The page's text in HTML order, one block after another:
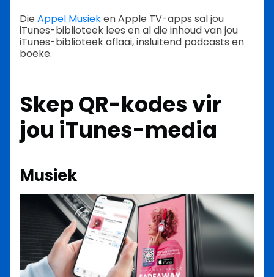
Die Appel Musieken Apple TV-apps sal jou
iTunes-biblioteek lees en al die inhoud van jou
iTunes-biblioteek aflaai, insluitend podcasts en
boeke.
Skep QR-kodes vir
jou iTunes-media
Musiek